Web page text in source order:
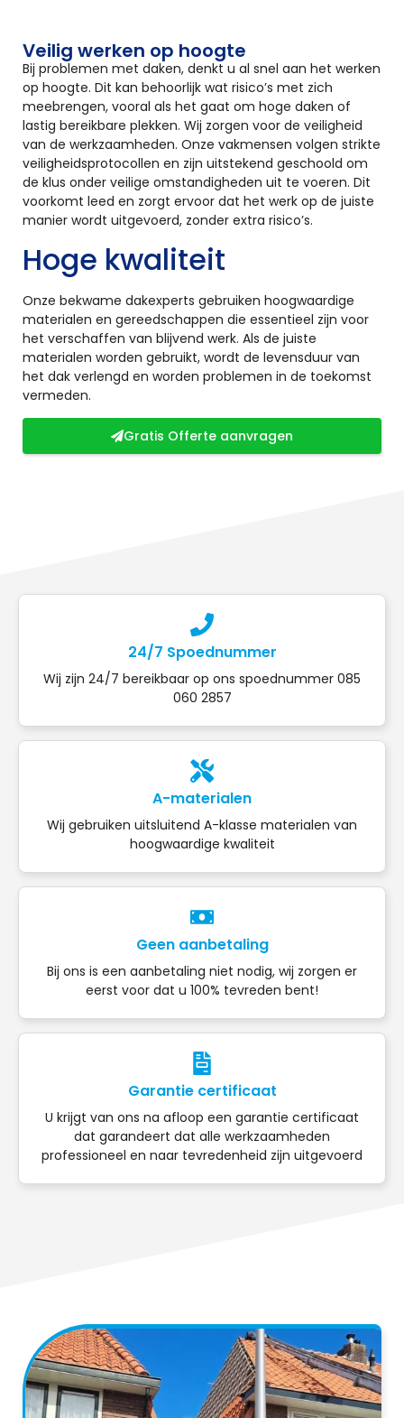
Veilig werken op hoogte
Bij problemen met daken, denkt u al snel aan het werken
op hoogte. Dit kan behoorlijk wat risico’s met zich
meebrengen, vooral als het gaat om hoge daken of
lastig bereikbare plekken. Wij zorgen voor de veiligheid
van de werkzaamheden. Onze vakmensen volgen strikte
veiligheidsprotocollen en zijn uitstekend geschoold om
de klus onder veilige omstandigheden uit te voeren. Dit
voorkomt leed en zorgt ervoor dat het werk op de juiste
manier wordt uitgevoerd, zonder extra risico’s.
Hoge kwaliteit
Onze bekwame dakexperts gebruiken hoogwaardige
materialen en gereedschappen die essentieel zijn voor
het verschaffen van blijvend werk. Als de juiste
materialen worden gebruikt, wordt de levensduur van
het dak verlengd en worden problemen in de toekomst
vermeden.
Gratis Offerte aanvragen
24/7 Spoednummer
Wij zijn 24/7 bereikbaar op ons spoednummer 085
060 2857
A-materialen
Wij gebruiken uitsluitend A-klasse materialen van
hoogwaardige kwaliteit
Geen aanbetaling
Bij ons is een aanbetaling niet nodig, wij zorgen er
eerst voor dat u 100% tevreden bent!
Garantie certificaat
U krijgt van ons na afloop een garantie certificaat
dat garandeert dat alle werkzaamheden
professioneel en naar tevredenheid zijn uitgevoerd